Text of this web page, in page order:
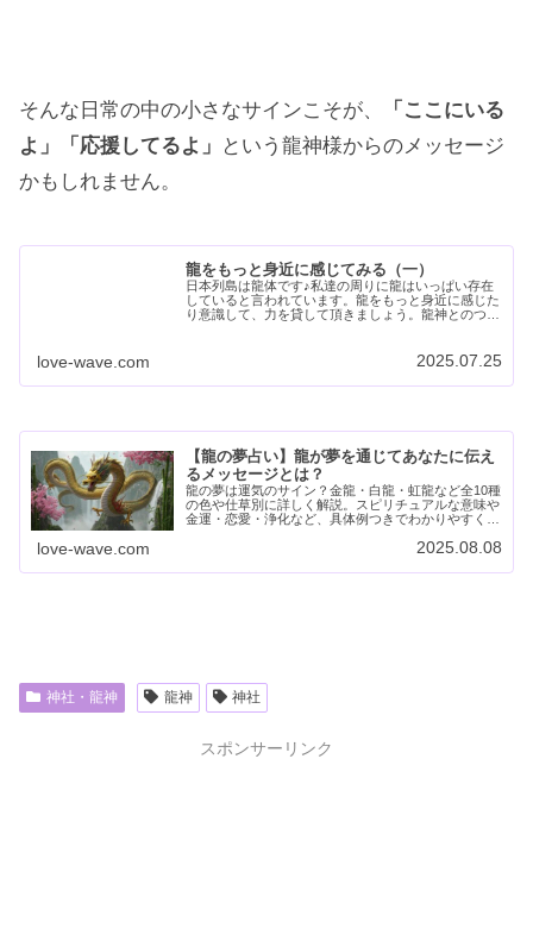
そんな日常の中の小さなサインこそが、
「ここにいる
よ」「応援してるよ」
という龍神様からのメッセージ
かもしれません。
龍をもっと身近に感じてみる（一）
日本列島は龍体です♪私達の周りに龍はいっぱい存在
していると言われています。龍をもっと身近に感じた
り意識して、力を貸して頂きましょう。龍神とのつな
love-wave.com 2025.07.25
【龍の夢占い】龍が夢を通じてあなたに伝え
るメッセージとは？
龍の夢は運気のサイン？金龍・白龍・虹龍など全10種
の色や仕草別に詳しく解説。スピリチュアルな意味や
金運・恋愛・浄化など、具体例つきでわかりやすく紹
love-wave.com 2025.08.08
神社・龍神 龍神 神社
スポンサーリンク